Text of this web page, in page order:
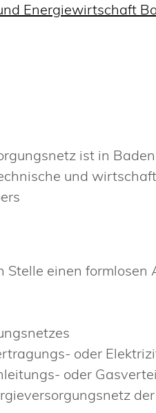
Energiewirtschaft
ist in
und
Stelle einen
oder
oder